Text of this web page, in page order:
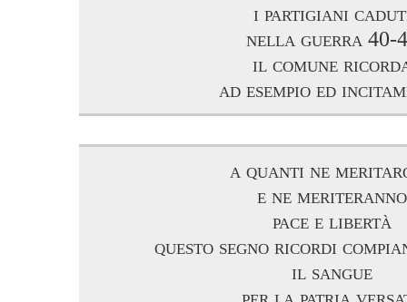
i partigiani
nella guerra 40-
il comune
ad esempio ed
a quanti ne
e ne meriteranno
pace e libertà
questo segno ricordi
il sangue
per la patria